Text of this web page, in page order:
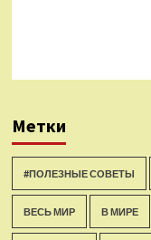
Метки
#ПОЛЕЗНЫЕ СОВЕТЫ
ВЕСЬ МИР В МИРЕ